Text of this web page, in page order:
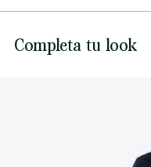
PLANCHA A
150 GRADOS
NO LIMPIAR
producto a lo largo de
la supervisión del
Completa tu look